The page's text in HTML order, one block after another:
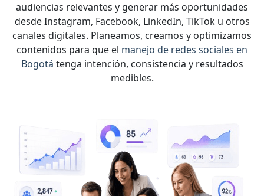
audiencias relevantes y generar más oportunidades
desde Instagram, Facebook, LinkedIn, TikTok u otros
canales digitales. Planeamos, creamos y optimizamos
contenidos para que el manejo de redes sociales en
Bogotá tenga intención, consistencia y resultados
medibles.